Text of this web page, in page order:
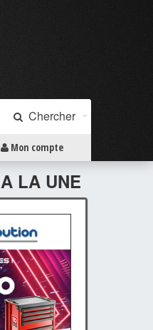
Chercher
Mon compte
A LA UNE